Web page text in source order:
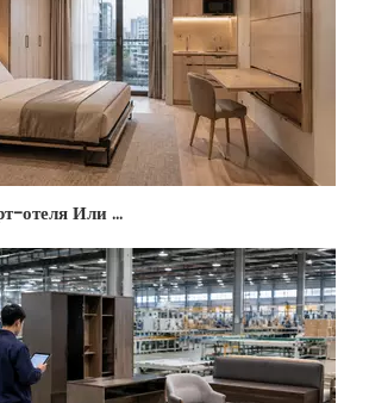
Мебель Для Апарт-отеля Или Мини-отеля Из Китая: Компактные Решения И Бюджет 2026